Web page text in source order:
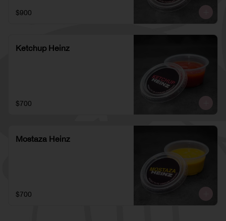
$900
Ketchup Heinz
$700
Mostaza Heinz
$700